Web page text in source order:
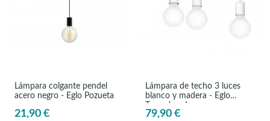
Lámpara colgante pendel
acero negro - Eglo Pozueta
21,90 €
Lámpara de techo 3 luces
blanco y madera - Eglo
Townshend
79,90 €